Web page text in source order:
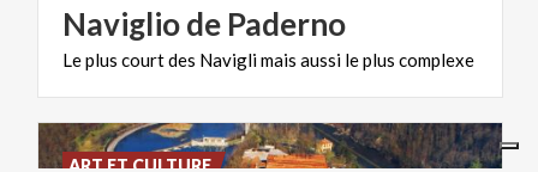
Navigliode Paderno
Leplus courtdes Naviglimais aussi leplus complexe
ART ET CULTURE